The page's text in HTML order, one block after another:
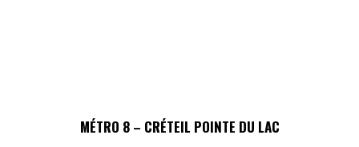
MÉTRO 8 – CRÉTEIL POINTE DU LAC